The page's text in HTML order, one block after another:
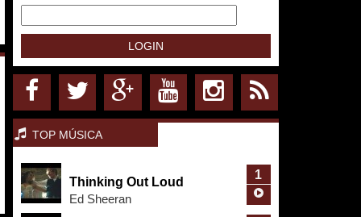
TOP MÚSICA
Thinking Out Loud
Ed Sheeran
1